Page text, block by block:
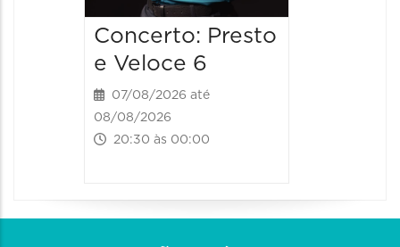
Concerto: Presto
e Veloce 6
07/08/2026 até
08/08/2026
20:30 às 00:00